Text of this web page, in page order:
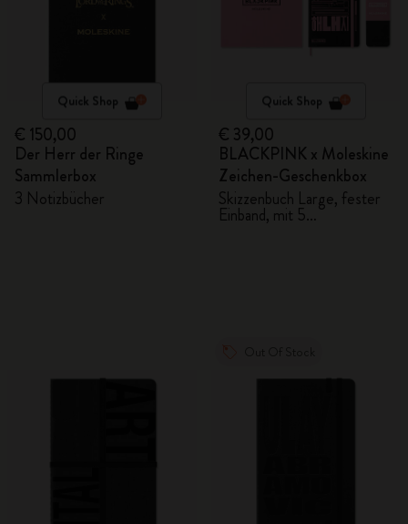
Quick Shop
€ 150,00
Der Herr der Ringe
Sammlerbox
3 Notizbücher
Quick Shop
€ 39,00
BLACKPINK x Moleskine
Zeichen-Geschenkbox
Skizzenbuch Large, fester
Einband, mit 5
Aquarellstiften